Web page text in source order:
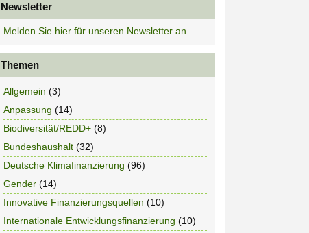
Newsletter
Melden Sie hier für unseren Newsletter an.
Themen
Allgemein (3)
Anpassung (14)
Biodiversität/REDD+(8)
Bundeshaushalt(32)
Deutsche Klimafinanzierung (96)
Gender(14)
Innovative Finanzierungsquellen (10)
Internationale Entwicklungsfinanzierung (10)